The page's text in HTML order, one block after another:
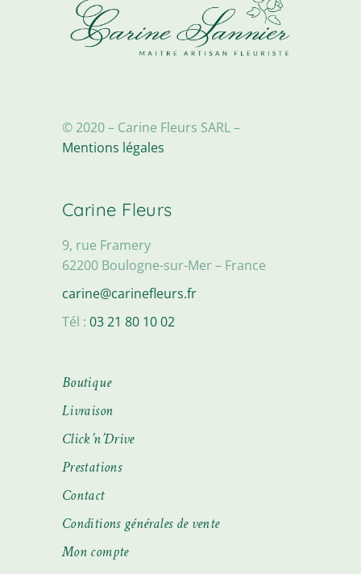
© 2020 – Carine Fleurs SARL –
Mentions légales
Carine Fleurs
9, rue Framery
62200 Boulogne-sur-Mer – France
carine@carinefleurs.fr
Tél :03 21 80 10 02
Boutique
Livraison
Click’n’Drive
Prestations
Contact
Conditions générales de vente
Mon compte